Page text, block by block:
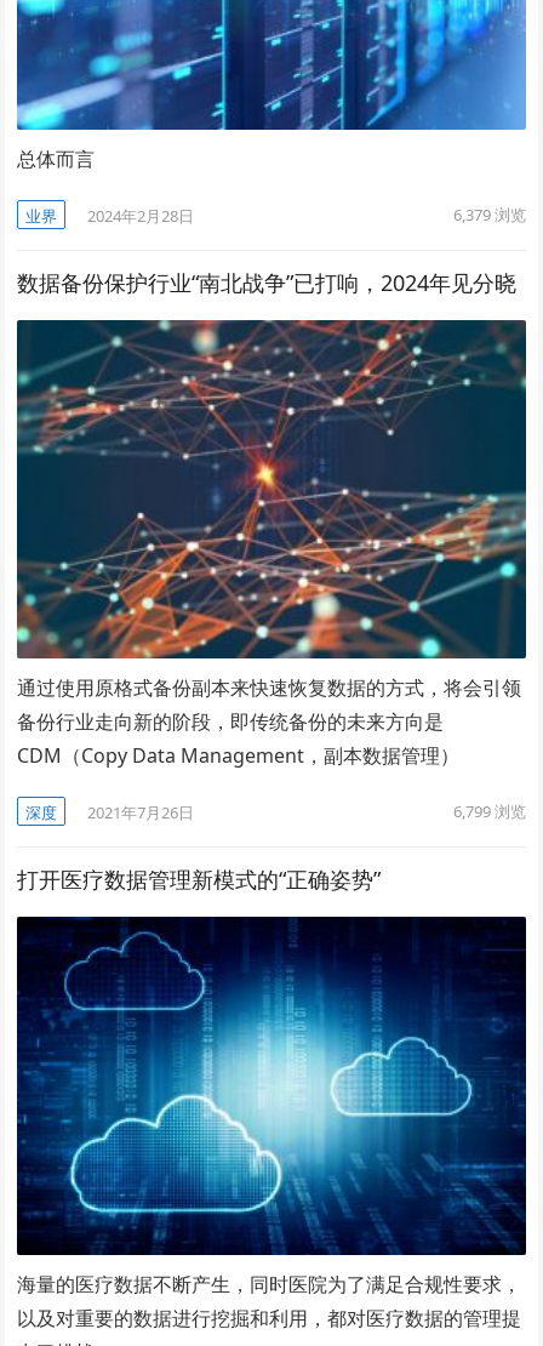
总体而言
业界 2024年2月28日 6,379浏览
数据备份保护行业“南北战争”已打响，2024年见分晓
通过使用原格式备份副本来快速恢复数据的方式，将会引领
备份行业走向新的阶段，即传统备份的未来方向是
CDM（Copy Data Management，副本数据管理）
深度 2021年7月26日 6,799浏览
打开医疗数据管理新模式的“正确姿势”
海量的医疗数据不断产生，同时医院为了满足合规性要求，
以及对重要的数据进行挖掘和利用，都对医疗数据的管理提